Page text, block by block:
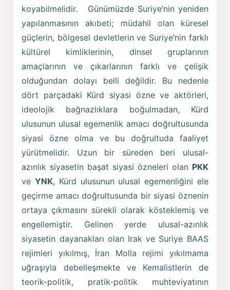
koyabilmelidir. Günümüzde Suriye’nin yeniden
yapılanmasının akıbeti; müdahil olan küresel
güçlerin, bölgesel devletlerin ve Suriye’nin farklı
kültürel kimliklerinin, dinsel gruplarının
amaçlarının ve çıkarlarının farklı ve çelişik
olduğundan dolayı belli değildir. Bu nedenle
dört parçadaki Kürd siyasi özne ve aktörleri,
ideolojik bağnazlıklara boğulmadan, Kürd
ulusunun ulusal egemenlik amacı doğrultusunda
siyasi özne olma ve bu doğrultuda faaliyet
yürütmelidir. Uzun bir süreden beri ulusal-
azınlık siyasetin başat siyasi özneleri olan PKK
veYNK, Kürd ulusunun ulusal egemenliğini ele
geçirme amacı doğrultusunda bir siyasi öznenin
ortaya çıkmasını sürekli olarak kösteklemiş ve
engellemiştir. Gelinen yerde ulusal-azınlık
siyasetin dayanakları olan Irak ve Suriye BAAS
rejimleri yıkılmış, İran Molla rejimi yıkılmama
uğraşıyla debelleşmekte ve Kemalistlerin de
teorik-politik, pratik-politik muhteviyatının